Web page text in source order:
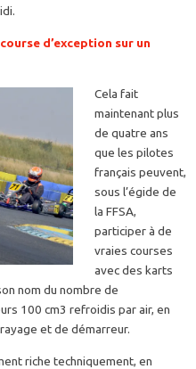
d’exception sur un
Cela fait
maintenant plus
de quatre ans
que les pilotes
français peuvent,
sous l’égide de
la FFSA,
participer à de
vraies courses
avec des karts
nom du nombre de
100 cm3 refroidis par air, en
et de démarreur.
riche techniquement, en